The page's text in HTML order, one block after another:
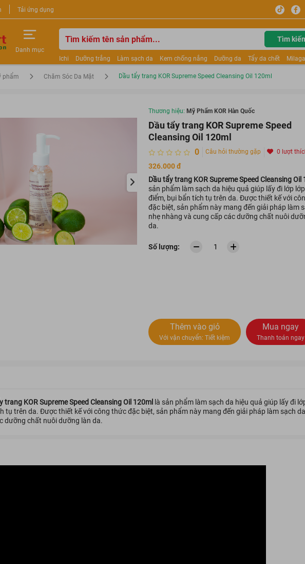
Tải ứng dụng
Danh mục
Tìm
Ichi Dưỡng trắng Làm sạch da Kem chống nắng Dưỡng da Tẩy da chết
Sữa rửa mặt
Kem Mộc Qua
phẩm Chăm Sóc Da Mặt Dầu tẩy trang KOR Supreme Speed Cleansing Oil 120ml
Thương hiệu: Mỹ Phẩm KOR Hàn Quốc
Dầu tẩy trang KOR Supreme Speed
Cleansing Oil 120ml
0 Câu hỏi thường gặp 0 lượt
326.000 đ
Dầu tẩy trang KOR Supreme Speed Cleansing Oil
sản phẩm làm sạch da hiệu quả giúp lấy đi lớp
điểm, bụi bẩn tích tụ trên da. Được thiết kế với
đặc biệt, sản phẩm này mang đến giải pháp làm
nhẹ nhàng và cung cấp các dưỡng chất nuôi
da.
Số lượng:
Thêm vào giỏ
Với vận chuyển:Tiết kiệm
Mua ngay
Thanh toán ngay
trang KOR Supreme Speed Cleansing Oil 120ml là sản phẩm làm sạch da hiệu quả giúp lấy đi
tụ trên da. Được thiết kế với công thức đặc biệt, sản phẩm này mang đến giải pháp làm sạch
dưỡng chất nuôi dưỡng làn da.